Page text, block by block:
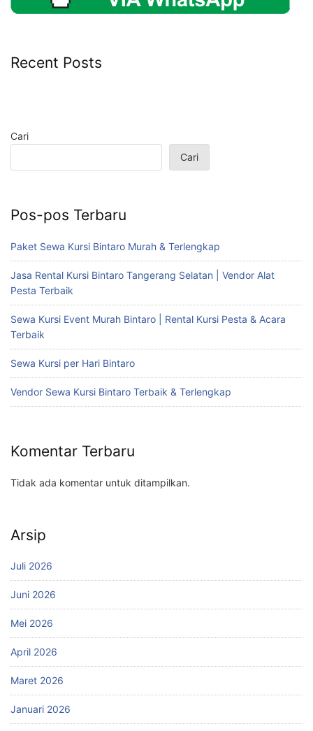
Recent Posts
Cari
Cari
Pos-pos Terbaru
Paket Sewa Kursi Bintaro Murah & Terlengkap
Jasa Rental Kursi Bintaro Tangerang Selatan | Vendor Alat
Pesta Terbaik
Sewa Kursi Event Murah Bintaro | Rental Kursi Pesta & Acara
Terbaik
Sewa Kursi per Hari Bintaro
Vendor Sewa Kursi Bintaro Terbaik & Terlengkap
Komentar Terbaru
Tidak ada komentar untuk ditampilkan.
Arsip
Juli 2026
Juni 2026
Mei 2026
April 2026
Maret 2026
Januari 2026